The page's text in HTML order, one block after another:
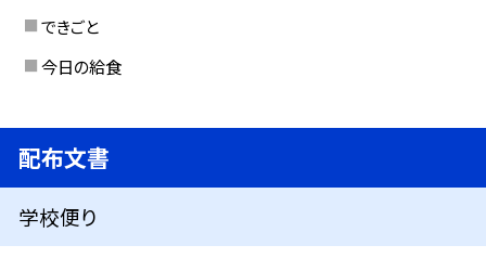
できごと
今日の給食
配布文書
学校便り